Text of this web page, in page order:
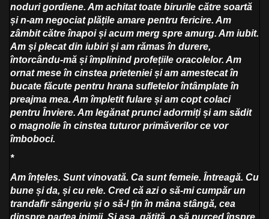
noduri gordiene. Am achitat toate birurile către soartă
și n-am negociat plățile amare pentru fericire. Am
zâmbit către înapoi și acum merg spre amurg. Am iubit.
Am și plecat din iubiri și am rămas în durere,
întorcându-mă și împlinind profețiile oracolelor. Am
ornat mese în cinstea prieteniei și am amestecat în
bucate făcute pentru hrana sufletelor întâmplate în
preajma mea. Am împletit fulare și am copt colaci
pentru Înviere. Am legănat prunci adormiți și am sădit
o magnolie în cinstea tuturor primăverilor ce vor
îmboboci.
*
Am înțeles. Sunt vinovată. Ca sunt femeie. Întreagă. Cu
bune și da, și cu rele. Cred că azi o să-mi cumpăr un
trandafir sângeriu și o să-l țin în mâna stângă, cea
dinspre partea inimii. Și așa, gătită, o să purced înspre